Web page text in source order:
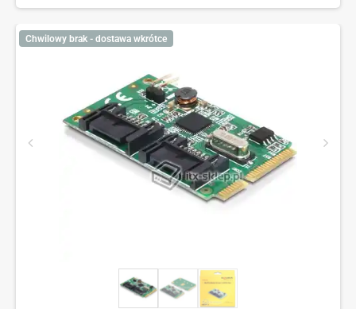
Chwilowy brak - dostawa wkrótce